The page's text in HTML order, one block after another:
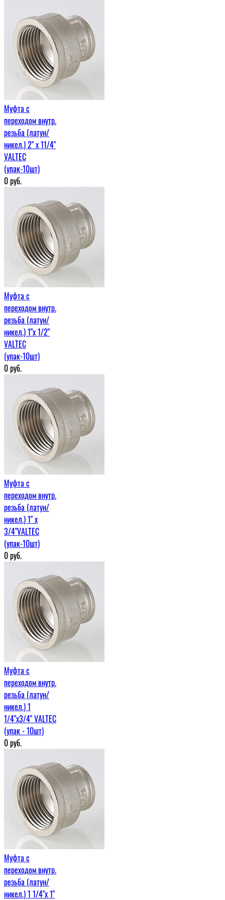
Муфта c
переходом внутр.
резьба (латун/
никел.) 2" х 11/4"
VALTEC
(упак-10шт)
0руб.
Муфта c
переходом внутр.
резьба (латун/
никел.) 1"х 1/2"
VALTEC
(упак-10шт)
0руб.
Муфта c
переходом внутр.
резьба (латун/
никел.) 1" х
3/4"VALTEC
(упак-10шт)
0руб.
Муфта c
переходом внутр.
резьба (латун/
никел.) 1
1/4"х3/4" VALTEC
(упак - 10шт)
0руб.
Муфта c
переходом внутр.
резьба (латун/
никел.) 1 1/4"х 1"